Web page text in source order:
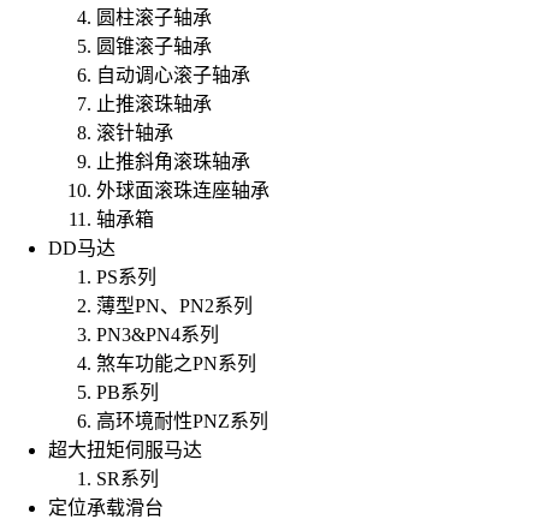
圆柱滚子轴承
圆锥滚子轴承
自动调心滚子轴承
止推滚珠轴承
滚针轴承
止推斜角滚珠轴承
外球面滚珠连座轴承
轴承箱
DD马达
PS系列
薄型PN、PN2系列
PN3&PN4系列
煞车功能之PN系列
PB系列
高环境耐性PNZ系列
超大扭矩伺服马达
SR系列
定位承载滑台